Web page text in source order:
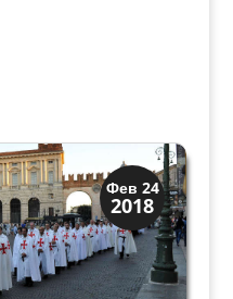
Фев 24
2018